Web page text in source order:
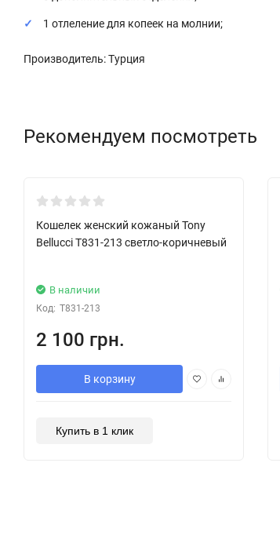
1 отлеление для копеек на молнии;
Производитель: Турция
Рекомендуем посмотреть
Хит!
Кошелек женский кожаный Tony
Bellucci T831-213 светло-коричневый
В наличии
Код: T831-213
2 100 грн.
В корзину
Купить в 1 клик